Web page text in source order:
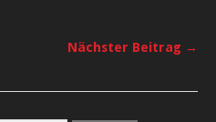
Nächster Beitrag →